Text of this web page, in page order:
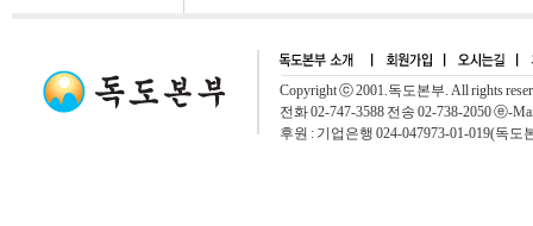
Copyright ⓒ 2001.독도본부. All rights
전화 02-747-3588 전송 02-738-2050 ⓔ-
후원 : 기업은행 024-047973-01-019(독도